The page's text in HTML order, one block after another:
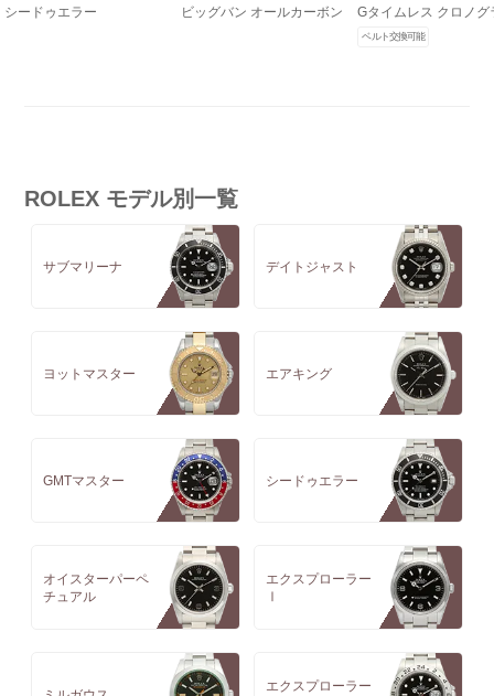
シードゥエラー
ビッグバン オールカーボン
Gタイムレス クロノグ
ベルト交換可能
ROLEX モデル別一覧
サブマリーナ デイトジャスト
ヨットマスター エアキング
GMTマスター シードゥエラー
オイスターパーペ
チュアル
エクスプローラー
Ⅰ
エクスプローラー